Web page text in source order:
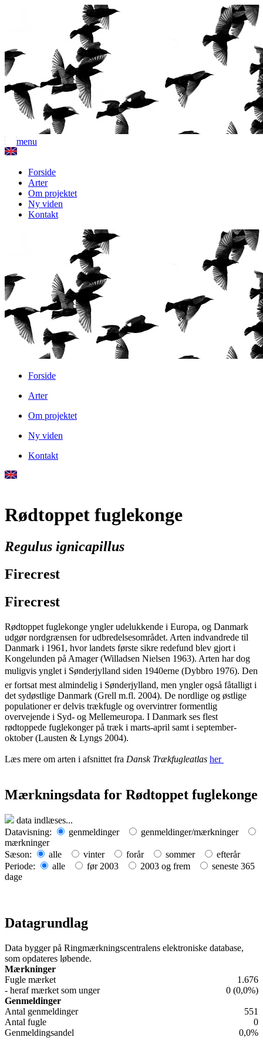
menu
Forside
Arter
Om projektet
Ny viden
Kontakt
Forside
Arter
Om projektet
Ny viden
Kontakt
Rødtoppet fuglekonge
Regulus ignicapillus
Firecrest
Firecrest
Rødtoppet fuglekonge yngler udelukkende i Europa, og Danmark
udgør nordgrænsen for udbredelsesområdet. Arten indvandrede til
Danmark i 1961, hvor landets første sikre redefund blev gjort i
Kongelunden på Amager (Willadsen Nielsen 1963). Arten har dog
muligvis ynglet i Sønderjylland siden 1940erne (Dybbro 1976). Den
er fortsat mest almindelig i Sønderjylland, men yngler også fåtalligt i
det sydøstlige Danmark (Grell m.fl. 2004). De nordlige og østlige
populationer er delvis trækfugle og overvintrer formentlig
overvejende i Syd- og Mellemeuropa. I Danmark ses flest
rødtoppede fuglekonger på træk i marts-april samt i september-
oktober (Lausten & Lyngs 2004).
Læs mere om arten i afsnittet fra Dansk Trækfugleatlas her
Mærkningsdata for Rødtoppet fuglekonge
+
−
data indlæses...
Datavisning:
genmeldinger
genmeldinger/mærkninger
mærkninger
Sæson:
alle vinter forår sommer
efterår
Periode:
alle før 2003 2003 og frem
seneste 365
dage
Datagrundlag
Data bygger på Ringmærkningscentralens elektroniske database,
som opdateres løbende.
Mærkninger
Fugle mærket
1.676
- heraf mærket som unger
0 (0,0%)
Genmeldinger
Antal genmeldinger
551
Antal fugle
0
Genmeldingsandel
0,0%